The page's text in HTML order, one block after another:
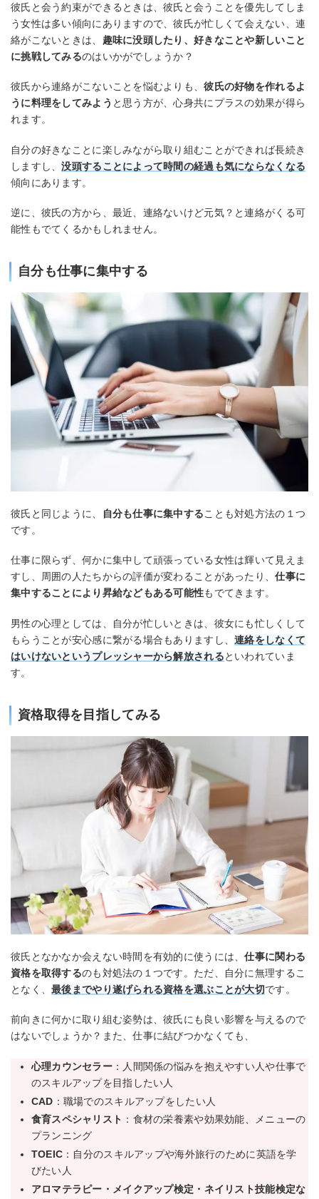
彼氏と会う約束ができるときは、彼氏と会うことを優先してしま
う女性は多い傾向にありますので、彼氏が忙しくて会えない、連
絡がこないときは、 趣味に没頭したり、好きなことや新しいこと
に挑戦してみるのはいかがでしょうか？
彼氏から連絡がこないことを悩むよりも、彼氏の好物を作れるよ
うに料理をしてみよう と思う方が、心身共にプラスの効果が得ら
れます。
自分の好きなことに楽しみながら取り組むことができれば長続き
しますし、没頭することによって時間の経過も気にならなくなる
傾向にあります。
逆に、彼氏の方から、最近、連絡ないけど元気？と連絡がくる可
能性もでてくるかもしれません。
自分も仕事に集中する
彼氏と同じように、 自分も仕事に集中することも対処方法の１つ
です。
仕事に限らず、何かに集中して頑張っている女性は輝いて見えま
すし、周囲の人たちからの評価が変わることがあったり、仕事に
集中することにより昇給などもある可能性もでてきます。
男性の心理としては、自分が忙しいときは、彼女にも忙しくして
もらうことが安心感に繋がる場合もありますし、連絡をしなくて
はいけないというプレッシャーから解放されるといわれていま
す。
資格取得を目指してみる
彼氏となかなか会えない時間を有効的に使うには、仕事に関わる
資格を取得するのも対処法の１つです。ただ、自分に無理するこ
となく、最後までやり遂げられる資格を選ぶことが大切です。
前向きに何かに取り組む姿勢は、彼氏にも良い影響を与えるので
はないでしょうか？また、仕事に結びつかなくても、
心理カウンセラー ：人間関係の悩みを抱えやすい人や仕事で
のスキルアップを目指したい人
CAD ：職場でのスキルアップをしたい人
食育スペシャリスト ：食材の栄養素や効果効能、メニューの
プランニング
TOEIC ：自分のスキルアップや海外旅行のために英語を学
びたい人
アロマテラピー・メイクアップ検定・ネイリスト技能検定な